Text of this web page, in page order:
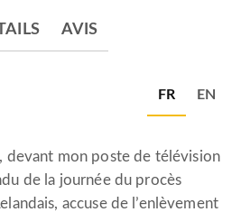
AVIS
FR EN
devant mon poste de télévision
de la journée du procès
accuse de l’enlèvement